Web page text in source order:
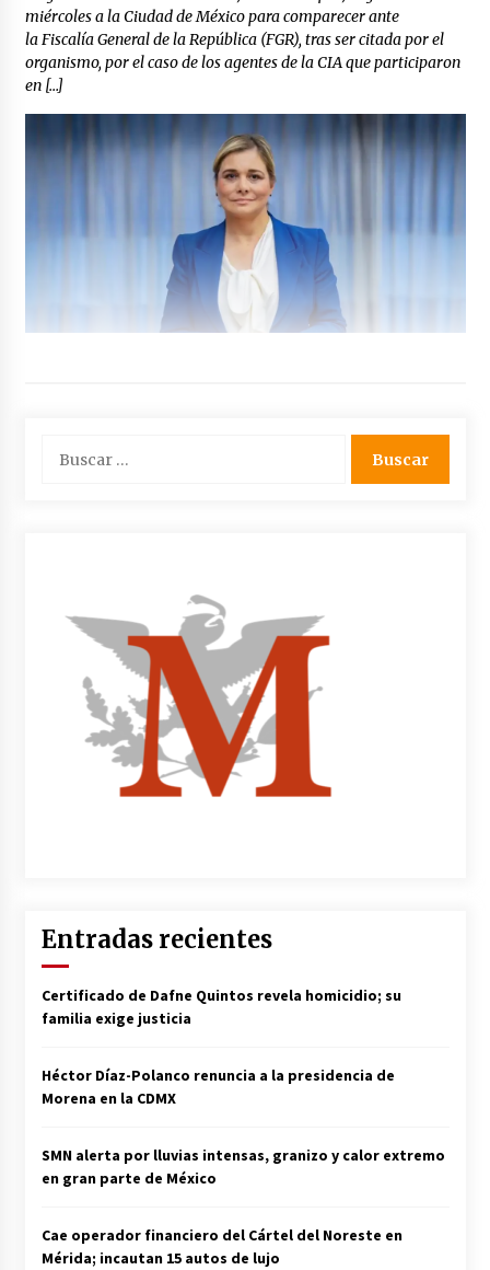
miércoles a la Ciudad de México para comparecer ante
la Fiscalía General de la República (FGR), tras ser citada por el
organismo, por el caso de los agentes de la CIA que participaron
en […]
Entradas recientes
Certificado de Dafne Quintos revela homicidio; su
familia exige justicia
Héctor Díaz-Polanco renuncia a la presidencia de
Morena en la CDMX
SMN alerta por lluvias intensas, granizo y calor extremo
en gran parte de México
Cae operador financiero del Cártel del Noreste en
Mérida; incautan 15 autos de lujo